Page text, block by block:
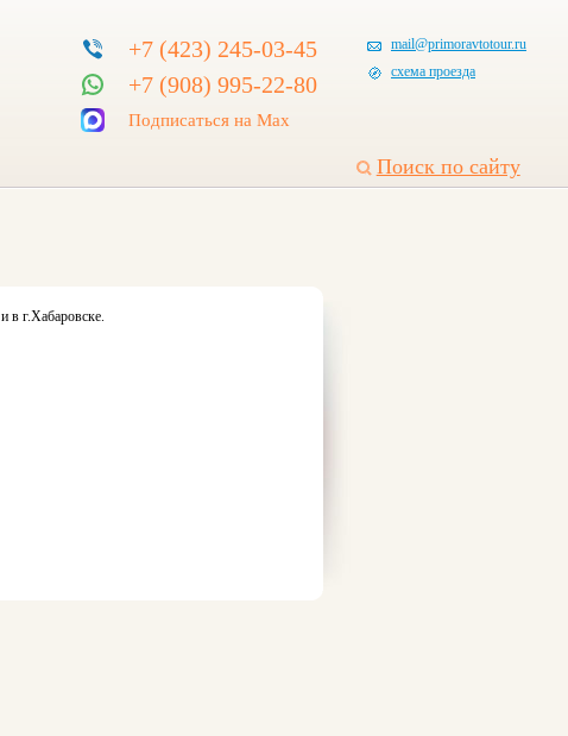
+7 (423) 245-03-45
+7 (908) 995-22-80
Подписаться на Max
mail@primoravtotour.ru
схема проезда
Поиск по сайту
в г.Хабаровске.